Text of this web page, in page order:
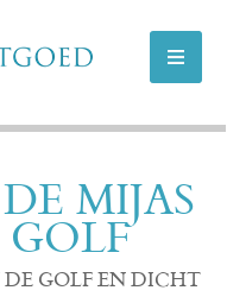
MIJAS
GOLF EN DICHT